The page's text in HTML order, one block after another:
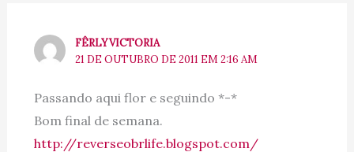
FÊRLYVICTORIA
21 DE OUTUBRO DE 2011 EM 2:16 AM
Passando aqui flor e seguindo *-*
Bom final de semana.
http://reverseobrlife.blogspot.com/